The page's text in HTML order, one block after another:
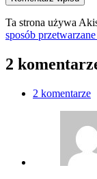
Ta strona używa
sposób
2
2 komentarze